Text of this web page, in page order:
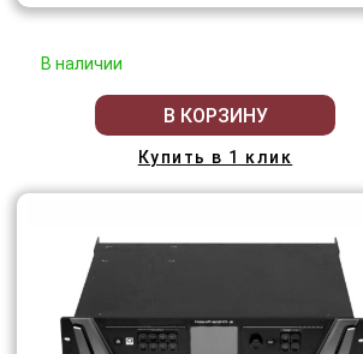
В наличии
В КОРЗИНУ
Купить в 1 клик